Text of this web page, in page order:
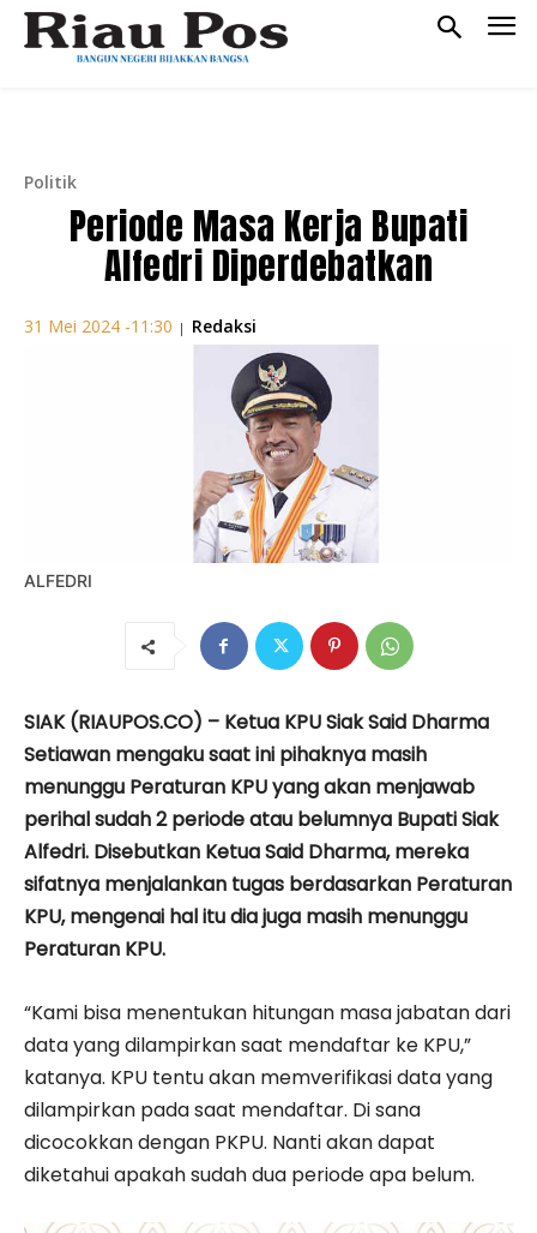
Politik
Periode Masa Kerja Bupati
Alfedri Diperdebatkan
31 Mei 2024 -11:30 | Redaksi
ALFEDRI
SIAK (RIAUPOS.CO) – Ketua KPU Siak Said Dharma
Setiawan mengaku saat ini pihaknya masih
menunggu Peraturan KPU yang akan menjawab
perihal sudah 2 periode atau belumnya Bupati Siak
Alfedri. Disebutkan Ketua Said Dharma, mereka
sifatnya menjalankan tugas berdasarkan Peraturan
KPU, mengenai hal itu dia juga masih menunggu
Peraturan KPU.
“Kami bisa menentukan hitungan masa jabatan dari
data yang dilampirkan saat mendaftar ke KPU,”
katanya. KPU tentu akan memverifikasi data yang
dilampirkan pada saat mendaftar. Di sana
dicocokkan dengan PKPU. Nanti akan dapat
diketahui apakah sudah dua periode apa belum.